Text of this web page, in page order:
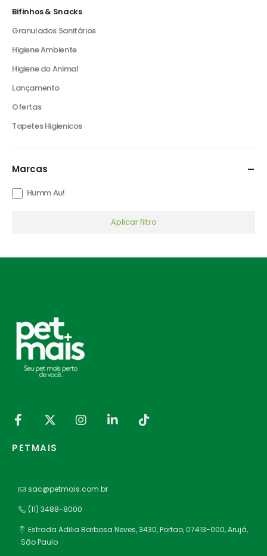
Bifinhos & Snacks
Granulados Sanitários
Higiene Ambiente
Higiene do Animal
Lançamento
Ofertas
Tapetes Higienicos
Marcas
Humm Au!
Aplicar filtro
PETMAIS
sac@petmais.com.br
(11) 3488-8000
Estrada Adilia Barbosa Neves, 3430, Portao, 07413-000, Arujá,
São Paulo